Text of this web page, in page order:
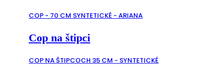
COP - 70 CM SYNTETICKÉ - ARIANA
Cop na štipci
COP NA ŠTIPCOCH 35 CM - SYNTETICKÉ